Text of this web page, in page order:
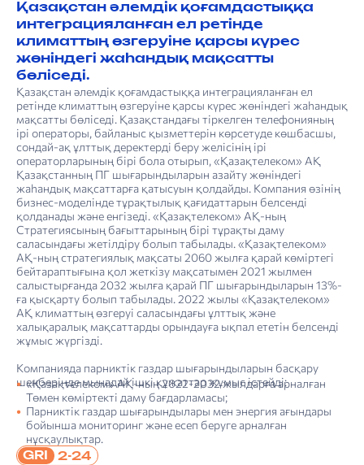
Қазақстан әлемдік қоғамдастыққа
интеграцияланған ел ретінде
климаттың өзгеруіне қарсы күрес
жөніндегі жаһандық мақсатты
бөліседі.
Қазақстан әлемдік қоғамдастыққа интеграцияланған ел
ретінде климаттың өзгеруіне қарсы күрес жөніндегі жаһандық
мақсатты бөліседі. Қазақстандағы тіркелген телефонияның
ірі операторы, байланыс қызметтерін көрсетуде көшбасшы,
сондай-ақ ұлттық деректерді беру желісінің ірі
операторларының бірі бола отырып, «Қазақтелеком» АҚ
Қазақстанның ПГ шығарындыларын азайту жөніндегі
жаһандық мақсаттарға қатысуын қолдайды. Компания өзінің
бизнес-моделінде тұрақтылық қағидаттарын белсенді
қолданады және енгізеді. «Қазақтелеком» АҚ-ның
Стратегиясының бағыттарының бірі тұрақты даму
саласындағы жетілдіру болып табылады. «Қазақтелеком»
АҚ-ның стратегиялық мақсаты 2060 жылға қарай көміртегі
бейтараптығына қол жеткізу мақсатымен 2021 жылмен
салыстырғанда 2032 жылға қарай ПГ шығарындыларын 13%-
ға қысқарту болып табылады. 2022 жылы «Қазақтелеком»
АҚ климаттың өзгеруі саласындағы ұлттық және
халықаралық мақсаттарды орындауға ықпал ететін белсенді
жұмыс жүргізді.
Компанияда парниктік газдар шығарындыларын басқару
шеңберінде мынадай ішкі құжаттар жұмыс істейді:
«Қазақтелеком» АҚ-ның 2022-2032 жылдарға арналған
Төмен көміртекті даму бағдарламасы;
Парниктік газдар шығарындылары мен энергия ағындары
бойынша мониторинг және есеп беруге арналған
нұсқаулықтар.
GRI 2-24